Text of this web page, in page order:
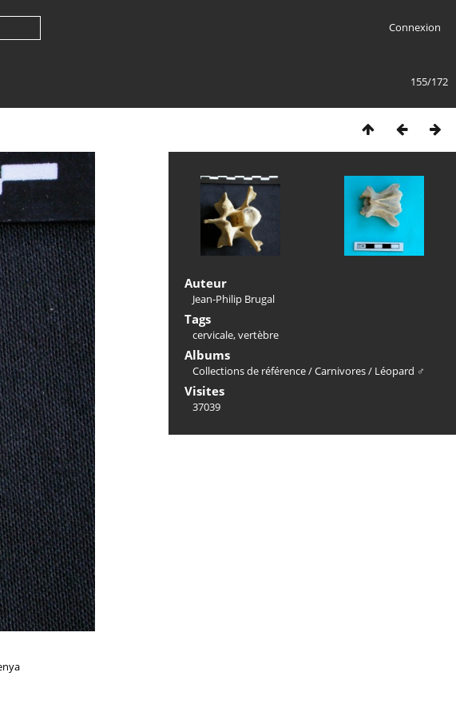
Connexion
155/172
Auteur
Jean-Philip Brugal
Tags
cervicale,vertèbre
Albums
Collections de référence/Carnivores/ Léopard ♂
Visites
37039